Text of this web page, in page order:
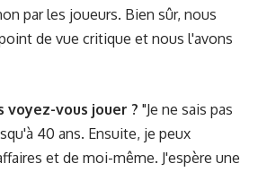
par les joueurs. Bien sûr, nous
de vue critique et nous l'avons
voyez-vous jouer ? "Je ne sais pas
40 ans. Ensuite, je peux
et de moi-même. J'espère une